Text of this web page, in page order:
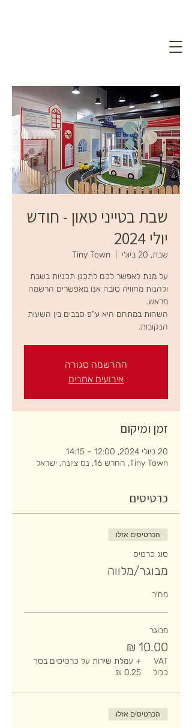
שבת בטייני טאון - חודש
יולי 2024
שבת, 20 ביולי Tiny Town
על מנת לאפשר לכם לתכנן תכניות בשבת
ולהנות מחוויה טובה אנו מאפשרים הרשמה
השהות במתחם היא ע"פ סבבים בין השעות
הנקובות.
ההרשמה סגורה
אירועים אחרים
זמן ומיקום
20 ביולי 2024, 12:00 – 14:15
Tiny Town, החרש 16, נס ציונה, ישראל
כרטיסים
הכרטיסים אזלו
סוג כרטיס
מבוגר/מלווה
מחיר
מבוגר
VAT
כלול
+ עמלת שירות על כרטיסים בסך
‏0.25 ‏₪
הכרטיסים אזלו